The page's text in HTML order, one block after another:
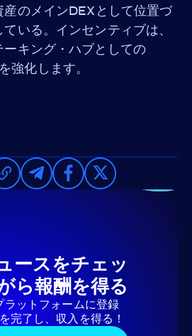
産のメインDEXとして位置づ
いる。インセンティブは、
キング・ハブとしての
強化します。
ースをチェッ
ら報酬を得る
ラットフォームに登録
完了し、収入を得る！